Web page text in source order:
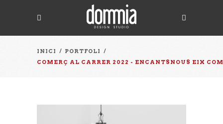
INICI / PORTFOLI /
COMERÇ AL CARRER 2022 - ENCANTSNOUS EIX